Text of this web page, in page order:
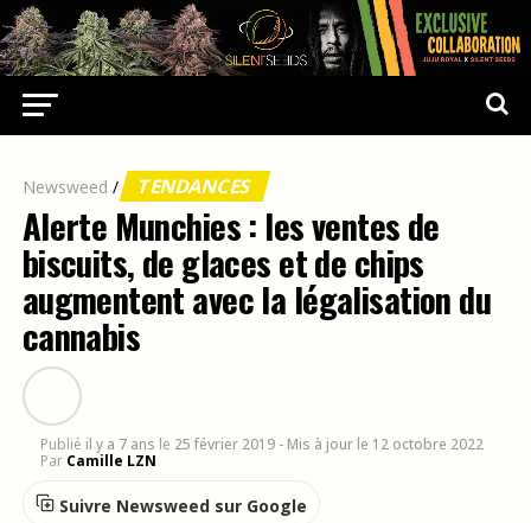
Newsweed / TENDANCES
Alerte Munchies : les ventes de
biscuits, de glaces et de chips
augmentent avec la légalisation du
cannabis
Publié il y a 7 ans le 25 février 2019 - Mis à jour le 12 octobre 2022
Par Camille LZN
Suivre Newsweed sur Google